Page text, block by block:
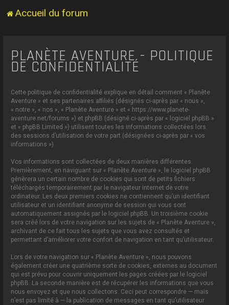
Accueil du forum
PLANÈTE AVENTURE - POLITIQUE
DE CONFIDENTIALITÉ
Cette politique de confidentialité explique en détail comment « Planète
Aventure » et ses partenaires affiliés (désignés ci-après par « nous »,
« notre », « nos », « Planète Aventure » et « https://www.planete-
aventure.net/forums ») et phpBB (désigné ci-après par « logiciel phpBB »
et « phpBB Limited ») utilisent toutes les informations collectées lors
des sessions d’utilisation de votre part (désignées ci-après par « vos
informations »).
Vos informations sont collectées de deux manières différentes.
Premièrement, en naviguant sur « Planète Aventure », le logiciel phpBB
génèrera un certain nombre de cookies qui sont de petits fichiers
téléchargés temporairement par le navigateur internet de votre
ordinateur. Les deux premiers cookies ne contiennent qu’un identifiant
utilisateur et un identifiant anonyme de session qui vous sont
automatiquement assignés par le logiciel phpBB. Un troisième cookie
sera créé lors de votre navigation sur les sujets de « Planète Aventure »,
archivant de ce fait tous les sujets que vous avez consultés et
permettant d’améliorer votre confort de navigation en tant qu’utilisateur.
Lors de votre navigation sur « Planète Aventure », nous pouvons
également créer une quatrième sorte de cookies, externes au document
qui est prévu pour couvrir uniquement les pages créées par le logiciel
phpBB. La seconde manière est de récupérer les informations que vous
nous envoyez et que nous collectons. Ceci peut correspondre — mais
n’est pas limité à — la publication de messages en tant qu’utilisateur